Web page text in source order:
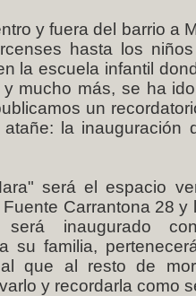
y fuera del barrio a
hasta los
la escuela infantil
mucho más, se ha
un
la inauguración
será el espacio
Carrantona 28
inaugurado
su familia,
que al resto de
y recordarla como